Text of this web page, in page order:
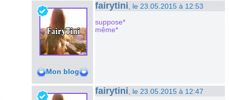
Mon blog
fairytini , le 23.05.2015 à 12:53
suppose*
même*
fairytini , le 23.05.2015 à 12:47